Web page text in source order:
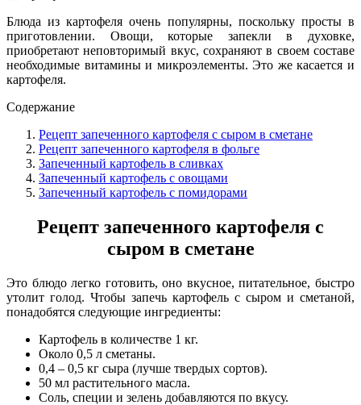
Блюда из картофеля очень популярны, поскольку просты в
приготовлении. Овощи, которые запекли в духовке,
приобретают неповторимый вкус, сохраняют в своем составе
необходимые витамины и микроэлементы. Это же касается и
картофеля.
Содержание
Рецепт запеченного картофеля с сыром в сметане
Рецепт запеченного картофеля в фольге
Запеченный картофель в сливках
Запеченный картофель с овощами
Запеченный картофель с помидорами
Рецепт запеченного картофеля с
сыром в сметане
Это блюдо легко готовить, оно вкусное, питательное, быстро
утолит голод. Чтобы запечь картофель с сыром и сметаной,
понадобятся следующие ингредиенты:
Картофель в количестве 1 кг.
Около 0,5 л сметаны.
0,4 – 0,5 кг сыра (лучше твердых сортов).
50 мл растительного масла.
Соль, специи и зелень добавляются по вкусу.